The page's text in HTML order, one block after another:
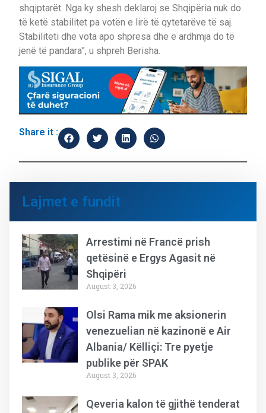
shqiptarët. Nga ky shesh deklaroj se Shqipëria nuk do
të ketë stabilitet pa votën e lirë të qytetarëve të saj.
Stabiliteti dhe vota apo shpresa dhe e ardhmja do të
jenë të pandara”, u shpreh Berisha.
Share it :
Lajmet e fundit
Arrestimi në Francë prish
qetësinë e Ergys Agasit në
Shqipëri
August 3, 2026
Olsi Rama mik me aksionerin
venezuelian në kazinonë e Air
Albania/ Këlliçi: Tre pyetje
publike për SPAK
August 3, 2026
Qeveria kalon të gjithë tenderat